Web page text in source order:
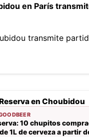
en París
transmite
en Choubidou
10 chupitos
1L de cerveza a partir